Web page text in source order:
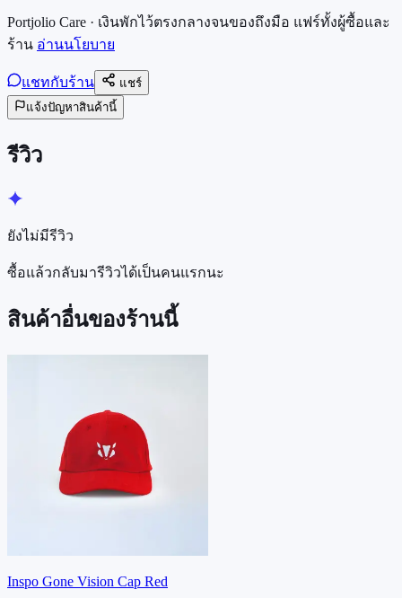
Portjolio Care · เงินพักไว้ตรงกลางจนของถึงมือ แฟร์ทั้งผู้ซื้อและ
ร้าน อ่านนโยบาย
แชทกับร้าน
แชร์
แจ้งปัญหาสินค้านี้
รีวิว
ยังไม่มีรีวิว
ซื้อแล้วกลับมารีวิวได้เป็นคนแรกนะ
สินค้าอื่นของร้านนี้
Inspo Gone Vision Cap Red